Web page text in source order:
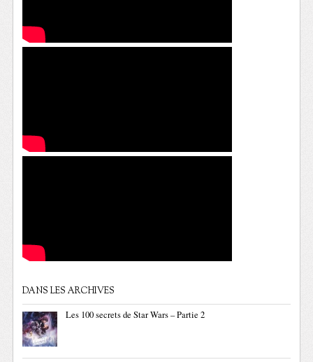
DANS LES ARCHIVES
Les 100 secrets de Star Wars – Partie 2